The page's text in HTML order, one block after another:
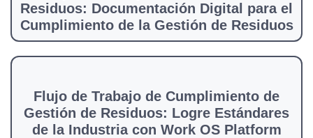
Residuos: Documentación Digital para el
Cumplimiento de la Gestión de Residuos
Flujo de Trabajo de Cumplimiento de
Gestión de Residuos: Logre Estándares
de la Industria con Work OS Platform